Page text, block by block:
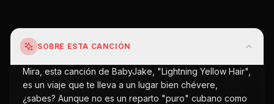
SOBRE ESTA CANCIÓN
Mira, esta canción de BabyJake, "Lightning Yellow Hair",
es un viaje que te lleva a un lugar bien chévere,
¿sabes? Aunque no es un reparto "puro" cubano como